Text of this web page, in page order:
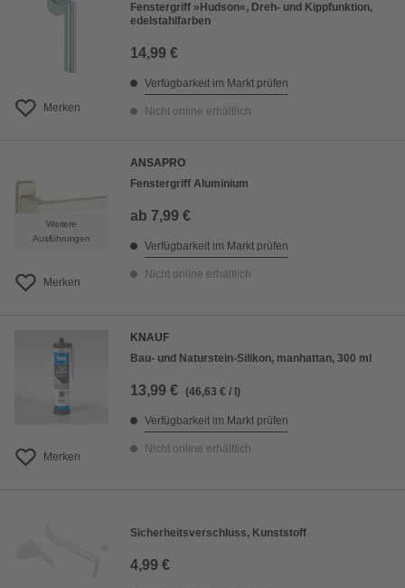
Merken
Fenstergriff »Hudson«, Dreh- und Kippfunktion,
edelstahlfarben
14,99 €
Verfügbarkeit im Markt prüfen
Nicht online erhältlich
Weitere
Ausführungen
Merken
ANSAPRO
Fenstergriff Aluminium
ab 7,99 €
Verfügbarkeit im Markt prüfen
Nicht online erhältlich
Merken
KNAUF
Bau- und Naturstein-Silikon, manhattan, 300 ml
13,99 € (46,63 € / l)
Verfügbarkeit im Markt prüfen
Nicht online erhältlich
Sicherheitsverschluss, Kunststoff
4,99 €